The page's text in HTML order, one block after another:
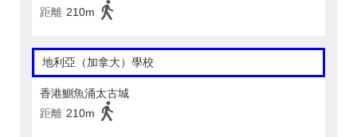
距離 210m
地利亞（加拿大）學校
香港鰂魚涌太古城
距離 210m